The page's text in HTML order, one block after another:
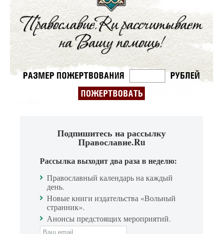
Подпишитесь на рассылку
Православие.Ru
Рассылка выходит два раза в неделю:
Православный календарь на каждый
день.
Новые книги издательства «Вольный
странник».
Анонсы предстоящих мероприятий.